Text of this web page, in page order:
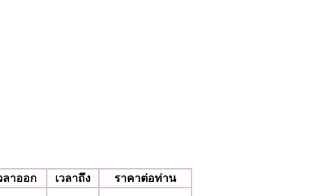
ลาออก เวลาถึง ราคาต่อท่าน